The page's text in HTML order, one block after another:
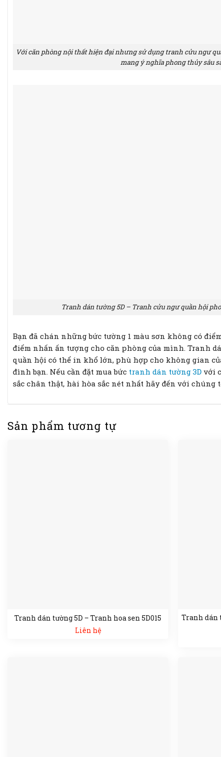
Với căn phòng nội thất hiện đại nhưng sử dụng tranh cửu ngư
mang ý nghĩa phong thủy sâu
Tranh dán tường 5D – Tranh cửu ngư quần hội
Bạn đã chán những bức tường 1 màu sơn không có
điểm nhấn ấn tượng cho căn phòng của mình. Tranh
quần hội có thể in khổ lớn, phù hợp cho không gian
đình bạn. Nếu cần đặt mua bức tranh dán tường 3D với
sắc chân thật, hài hòa sắc nét nhất hãy đến với chúng
Sản phẩm tương tự
Tranh dán tường 5D – Tranh hoa sen 5D015
Liên hệ
Tranh dán